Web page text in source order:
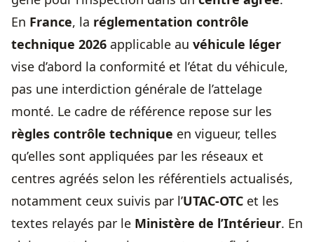
En France, la réglementation contrôle
technique 2026 applicable au véhicule léger
vise d’abord la conformité et l’état du véhicule,
pas une interdiction générale de l’attelage
monté. Le cadre de référence repose sur les
règles contrôle technique en vigueur, telles
qu’elles sont appliquées par les réseaux et
centres agréés selon les référentiels actualisés,
notamment ceux suivis par l’UTAC-OTC et les
textes relayés par le Ministère de l’Intérieur. En